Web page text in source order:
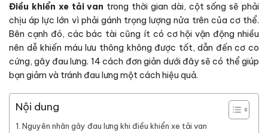
Điều khiển xe tải van trong thời gian dài, cột sống sẽ phải
chịu áp lực lớn vì phải gánh trọng lượng nửa trên của cơ thể.
Bên cạnh đó, các bác tài cũng ít có cơ hội vận động nhiều
nên dễ khiến máu lưu thông không được tốt, dẫn đến cơ co
cứng, gây đau lưng. 14 cách đơn giản dưới đây sẽ có thể giúp
bạn giảm và tránh đau lưng một cách hiệu quả.
Nội dung
Nguyên nhân gây đau lưng khi điều khiển xe tải van